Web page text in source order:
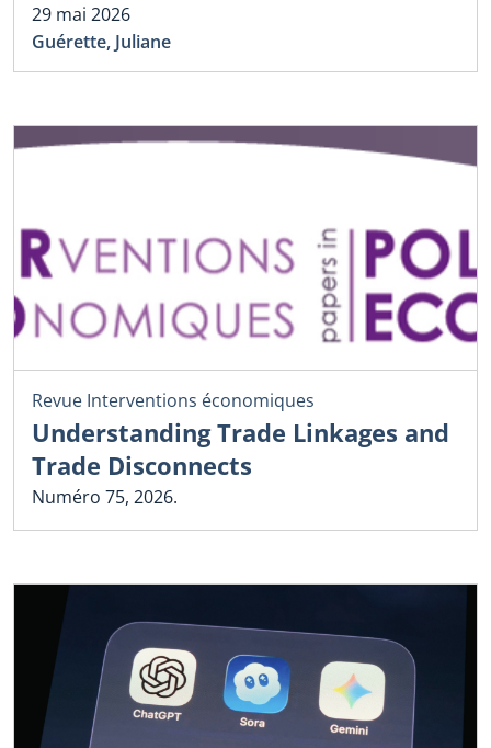
29 mai 2026
Guérette, Juliane
Revue Interventions économiques
Understanding Trade Linkages and
Trade Disconnects
Numéro 75, 2026.